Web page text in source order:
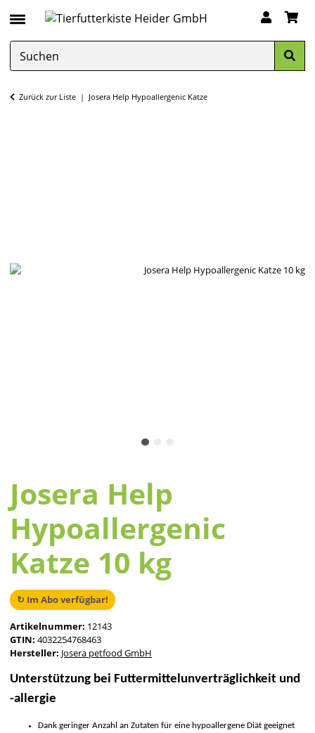
Zurück zur Liste Josera Help Hypoallergenic Katze
Josera Help
Hypoallergenic
Katze 10 kg
↻ Im Abo verfügbar!
Artikelnummer: 12143
GTIN: 4032254768463
Hersteller: Josera petfood GmbH
Unterstützung bei Futtermittelunverträglichkeit und
-allergie
Dank geringer Anzahl an Zutaten für eine hypoallergene Diät geeignet